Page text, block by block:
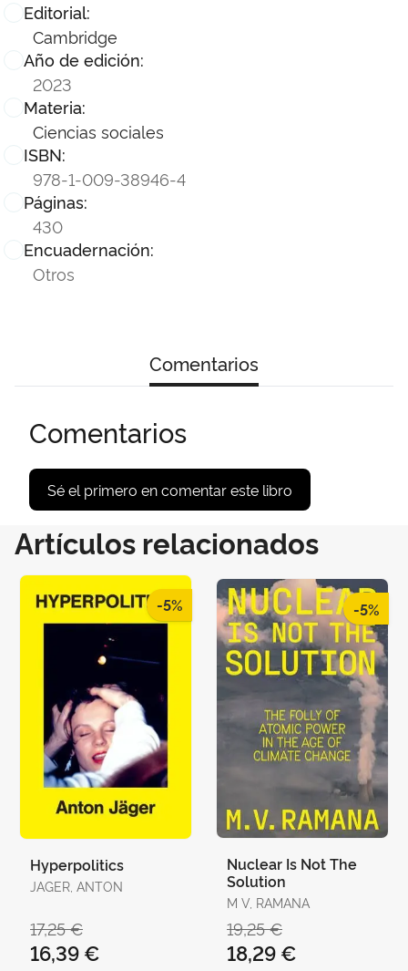
Editorial:
Cambridge
Año de edición:
2023
Materia:
Ciencias sociales
ISBN:
978-1-009-38946-4
Páginas:
430
Encuadernación:
Otros
Comentarios
Comentarios
Sé el primero en comentar este libro
Artículos relacionados
-5%
Hyperpolitics
JAGER, ANTON
17,25 €
16,39 €
-5%
Nuclear Is Not The
Solution
M V, RAMANA
19,25 €
18,29 €